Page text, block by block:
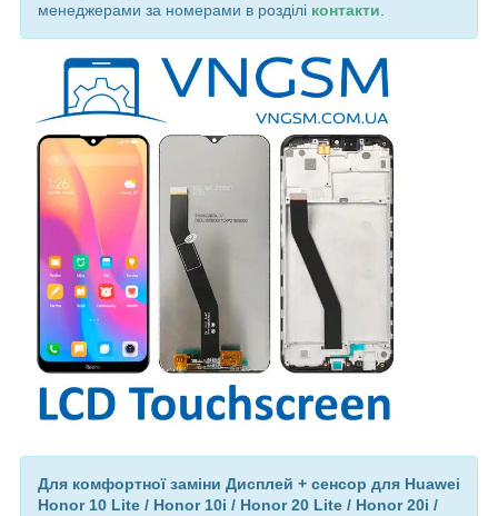
менеджерами за номерами в розділі контакти
Для комфортної заміни Дисплей + сенсор для Huawei
Honor 10 Lite / Honor 10i / Honor 20 Lite / Honor 20i /